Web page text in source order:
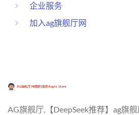
企业服务
加入ag旗舰厅网
AG旗舰厅,【DeepSeek推荐】ag旗